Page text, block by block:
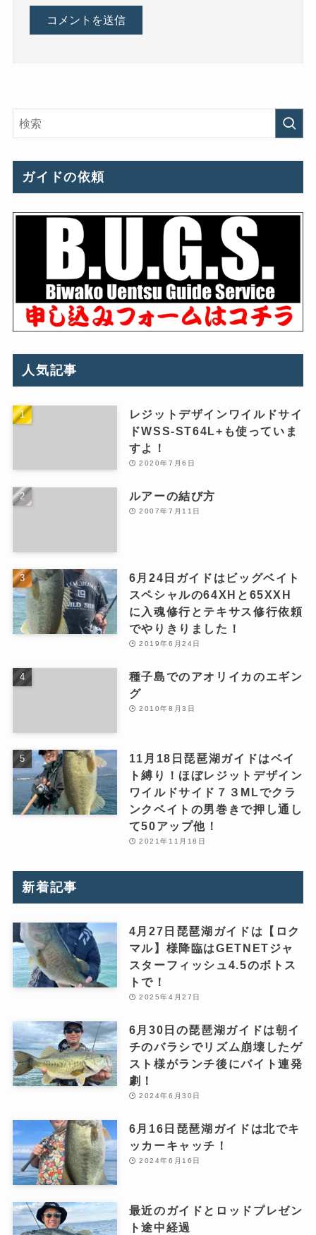
ガイドの依頼
人気記事
レジットデザインワイルドサイ
ドWSS-ST64L+も使っていま
すよ！
2020年7月6日
ルアーの結び方
2007年7月11日
6月24日ガイドはビッグベイト
スペシャルの64XHと65XXH
に入魂修行とテキサス修行依頼
でやりきりました！
2019年6月24日
種子島でのアオリイカのエギン
グ
2010年8月3日
11月18日琵琶湖ガイドはベイ
ト縛り！ほぼレジットデザイン
ワイルドサイド７３MLでクラ
ンクベイトの男巻きで押し通し
て50アップ他！
2021年11月18日
新着記事
4月27日琵琶湖ガイドは【ロク
マル】様降臨はGETNETジャ
スターフィッシュ4.5のボトス
トで！
2025年4月27日
6月30日の琵琶湖ガイドは朝イ
チのバラシでリズム崩壊したゲ
スト様がランチ後にバイト連発
劇！
2024年6月30日
6月16日琵琶湖ガイドは北でキ
ッカーキャッチ！
2024年6月16日
最近のガイドとロッドプレゼン
ト途中経過